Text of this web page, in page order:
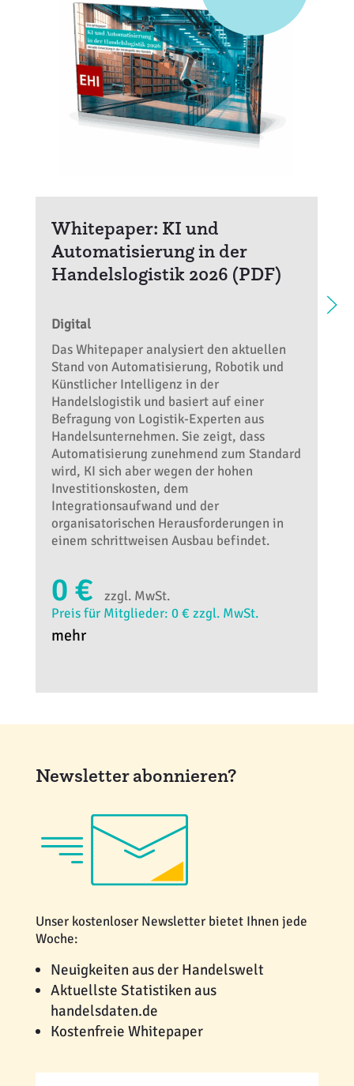
Whitepaper: KI und
Automatisierung in der
Handelslogistik 2026 (PDF)
Digital
Das Whitepaper analysiert den aktuellen
Stand von Automatisierung, Robotik und
Künstlicher Intelligenz in der
Handelslogistik und basiert auf einer
Befragung von Logistik-Experten aus
Handelsunternehmen. Sie zeigt, dass
Automatisierung zunehmend zum Standard
wird, KI sich aber wegen der hohen
Investitionskosten, dem
Integrationsaufwand und der
organisatorischen Herausforderungen in
einem schrittweisen Ausbau befindet.
0 €
zzgl. MwSt.
Preis für Mitglieder: 0 € zzgl. MwSt.
mehr
Newsletter abonnieren?
Unser kostenloser Newsletter bietet Ihnen jede
Woche:
Neuigkeiten aus der Handelswelt
Aktuellste Statistiken aus
handelsdaten.de
Kostenfreie Whitepaper